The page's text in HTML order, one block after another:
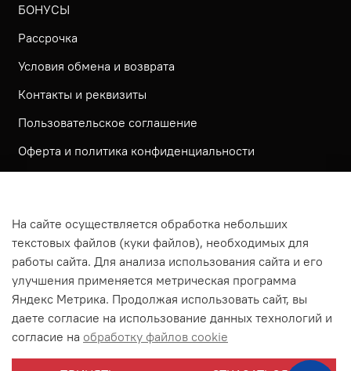
БОНУСЫ
Рассрочка
Условия обмена и возврата
Контакты и реквизиты
Пользовательское соглашение
Оферта и политика конфиденциальности
Согласие посетителя сайта на обработку
персональных данных
На сайте используется метрическая система ЯНДЕКС
МЕТРИКА
На сайте применяются рекомендательные технологии
Согласие на получение рассылки рекламно-
На сайте осуществляется обработка небольших
текстовых файлов (куки файлов), необходимых для
работы сайта. Для анализа использования сайта и его
улучшения применяется метрическая программа
Яндекс Метрика. Продолжая использовать сайт, вы
даете согласие на использование данных технологий и
согласие на обработку файлов cookie